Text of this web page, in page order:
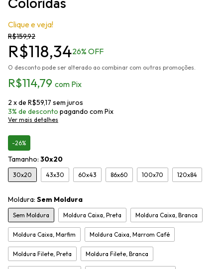
Coloridas
Clique e veja!
R$159,92
R$118,3426% OFF
O desconto pode ser alterado ao combinar com outras promoções.
R$114,79 com Pix
2 x de R$59,17 sem juros
3% de desconto pagando com Pix
Ver mais detalhes
-26%
Tamanho: 30x20
30x20 43x30 60x43 86x60 100x70 120x84
Moldura: Sem Moldura
Sem Moldura Moldura Caixa, Preta Moldura Caixa, Branca
Moldura Caixa, Marfim Moldura Caixa, Marrom Café
Moldura Filete, Preta Moldura Filete, Branca